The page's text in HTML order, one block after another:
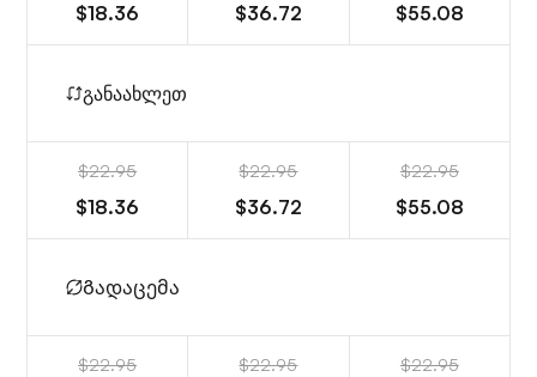
$18.36 $36.72 $55.08
განაახლეთ
$22.95
$18.36
$22.95
$36.72
$22.95
$55.08
Გადაცემა
$22.95 $22.95 $22.95